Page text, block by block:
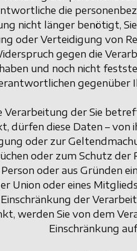
die
nicht länger benötigt,
oder Verteidigung von
gegen die
und noch nicht
gegenüber
Verarbeitung der Sie
dürfen diese Daten – von
oder zur
oder zum Schutz der
oder aus Gründen
Union oder eines
der
werden Sie von dem
Einschränkung